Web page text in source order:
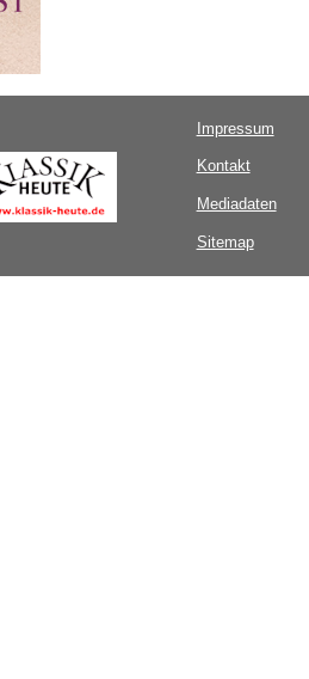
Impressum
Kontakt
Mediadaten
Sitemap